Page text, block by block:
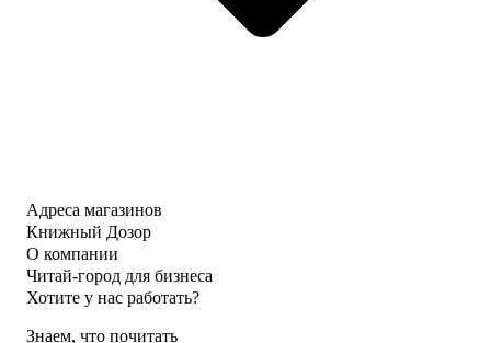
Адреса магазинов
Книжный Дозор
О компании
Читай-город для бизнеса
Хотите у нас работать?
Знаем, что почитать